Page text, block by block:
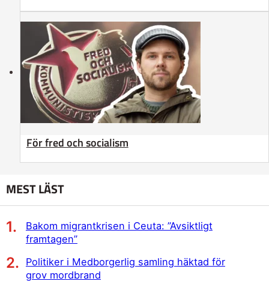
För fred och socialism
MEST LÄST
Bakom migrantkrisen i Ceuta: ”Avsiktligt
framtagen”
Politiker i Medborgerlig samling häktad för
grov mordbrand